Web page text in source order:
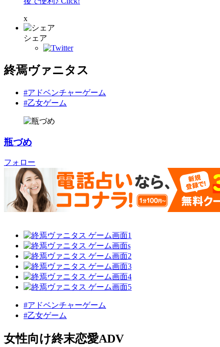
x
シェア
終焉ヴァニタス
#アドベンチャーゲーム
#乙女ゲーム
瓶づめ
フォロー
#アドベンチャーゲーム
#乙女ゲーム
女性向け終末恋愛ADV